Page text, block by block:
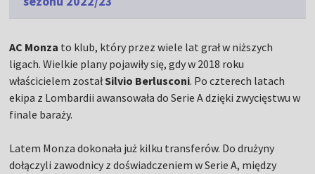
AC Monza to klub, który przez wiele lat grał w niższych
ligach. Wielkie plany pojawiły się, gdy w 2018 roku
właścicielem zostałSilvio Berlusconi. Po czterech latach
ekipa z Lombardii awansowała do Serie A dzięki zwycięstwu w
finale baraży.
Latem Monza dokonała już kilku transferów. Do drużyny
dołączyli zawodnicy z doświadczeniem w Serie A, między